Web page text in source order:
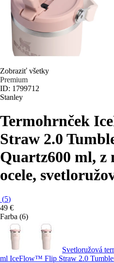
Zobraziť všetky
Premium
ID: 1799712
Stanley
Termohrnček
Straw 2.0
Quartz600 ml, z
ocele,
(5)
49 €
Farba (6)
Svetloružová
ml IceFlow™ Flip Straw 2.0